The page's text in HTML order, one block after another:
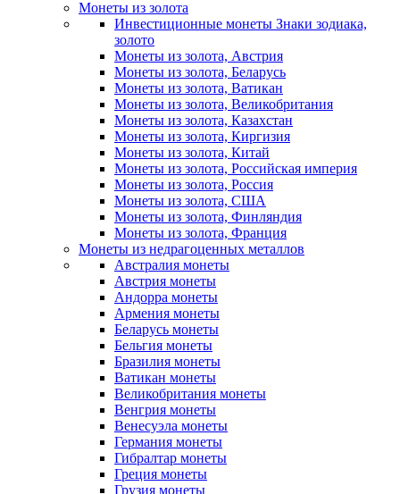
Монеты из золота
Инвестиционные монеты Знаки зодиака,
золото
Монеты из золота, Австрия
Монеты из золота, Беларусь
Монеты из золота, Ватикан
Монеты из золота, Великобритания
Монеты из золота, Казахстан
Монеты из золота, Киргизия
Монеты из золота, Китай
Монеты из золота, Российская империя
Монеты из золота, Россия
Монеты из золота, США
Монеты из золота, Финляндия
Монеты из золота, Франция
Монеты из недрагоценных металлов
Австралия монеты
Австрия монеты
Андорра монеты
Армения монеты
Беларусь монеты
Бельгия монеты
Бразилия монеты
Ватикан монеты
Великобритания монеты
Венгрия монеты
Венесуэла монеты
Германия монеты
Гибралтар монеты
Греция монеты
Грузия монеты